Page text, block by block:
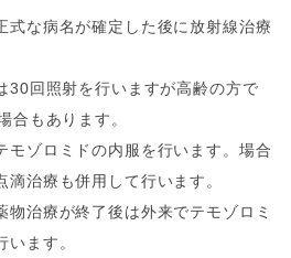
式な病名が確定した後に放射線治療
30回照射を行いますが高齢の方で
合もあります。
モゾロミドの内服を行います。場合
治療も併用して行います。
物治療が終了後は外来でテモゾロミ
います。